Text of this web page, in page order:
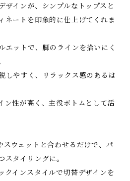
ザインが、シンプルなトップスと
ネートを印象的に仕上げてくれま
エットで、脚のラインを拾いにく
しやすく、リラックス感のあるは
ン性が高く、主役ボトムとして活
ウェットと合わせるだけで、パ
スタイリングに。
クインスタイルで切替デザインを